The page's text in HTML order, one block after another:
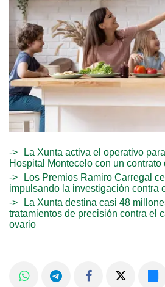
La Xunta activa el operativo
Hospital Montecelo con un
Los Premios Ramiro Carregal
impulsando la investigación contra
La Xunta destina casi 48
tratamientos de precisión contra el
ovario